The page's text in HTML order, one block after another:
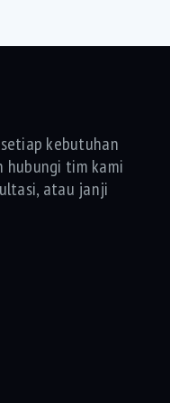
kebutuhan
hubungi tim kami
atau janji